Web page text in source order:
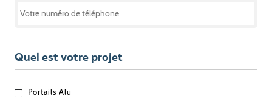
Quel est votre projet
QUELPortails Alu